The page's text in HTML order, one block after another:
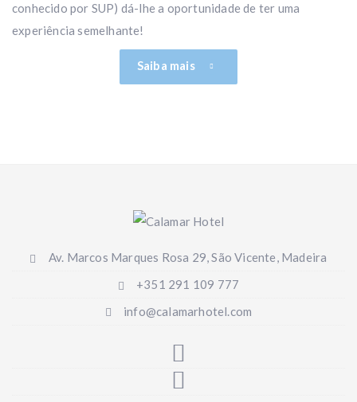
conhecido por SUP) dá-lhe a oportunidade de ter uma
experiência semelhante!
Saiba mais
Av. Marcos Marques Rosa 29, São Vicente, Madeira
+351 291 109 777
info@calamarhotel.com